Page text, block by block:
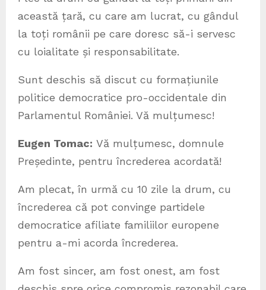
această țară, cu care am lucrat, cu gândul
la toți românii pe care doresc să-i servesc
cu loialitate și responsabilitate.
Sunt deschis să discut cu formațiunile
politice democratice pro-occidentale din
Parlamentul României. Vă mulțumesc!
Eugen Tomac: Vă mulțumesc, domnule
Președinte, pentru încrederea acordată!
Am plecat, în urmă cu 10 zile la drum, cu
încrederea că pot convinge partidele
democratice afiliate familiilor europene
pentru a-mi acorda încrederea.
Am fost sincer, am fost onest, am fost